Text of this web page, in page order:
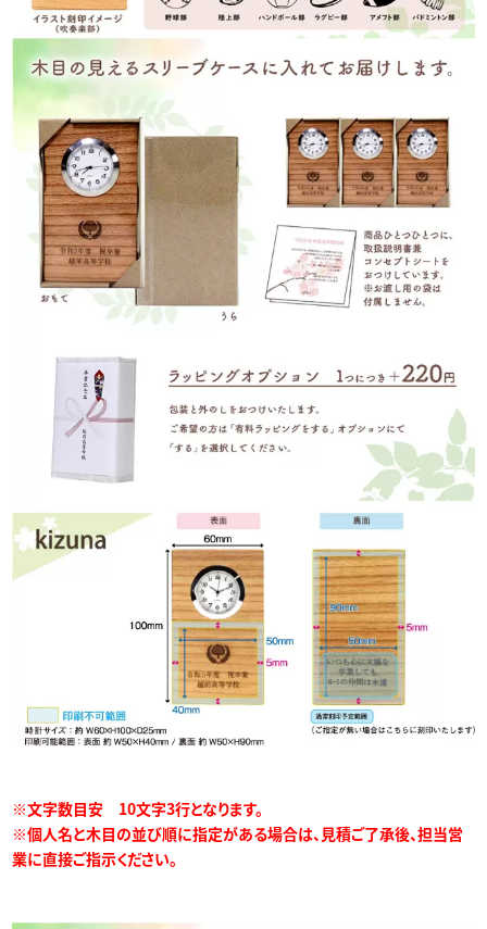
※文字数目安 10文字3行となります。
※個人名と木目の並び順に指定がある場合は、見積ご了承後、担当営
業に直接ご指示ください。